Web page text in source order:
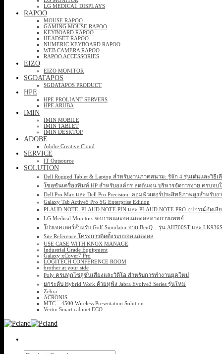
LG MEDICAL DISPLAYS
RAPOO
MOUSE RAPOO
GAMING MOUSE RAPOO
KEYBOARD RAPOO
HEADSET RAPOO
NUMERIC KEYBOARD RAPOO
WEB CAMERA RAPOO
RAPOO ACCESSORIES
EIZO
EIZO MONITOR
SGDATAPOS
SGDATAPOS PRODUCT
HPE
HPE PROLIANT SERVERS
HPE ARUBA
IMIN
IMIN MOBILE
IMIN TABLET
IMIN DESKTOP
ADOBE
Adobe Creative Cloud
SERVICE
IT Outsource
SOLUTION
Dell Rugged Tablet & Laptop สำหรับงานภาคสนาม: รู้จัก 4 รุ่นเด่นและวิธีเ
โซลูชันเครื่องพิมพ์ HP สำหรับองค์กร ลดต้นทุน บริหารจัดการง่าย ครบจบ
Dell Pro Max และ Dell Pro Precision: คอมพิวเตอร์ประสิทธิภาพสูงสำหรับ
Galaxy Tab Active5 Pro 5G Enterprise Edition
PLAUD NOTE, PLAUD NOTE PIN และ PLAUD NOTE PRO อุปกรณ์อัด
LG Medical Monitors จอภาพและจอแสดงผลทางการแพทย์
โปรเจคเตอร์สำหรับ Golf Simulator จาก BenQ – รุ่น AH700ST และ
Site Reference โครงการติดตั้งระบบจอแสดงผล
USE CASE WITH KNOX MANAGE
Industrial Grade Equipment
Galaxy xCover7 Pro
LOGITECH CONFERENCE ROOM
brother at your side
Poly ครบทุกโซลูชันเสียงและวิดีโอ สำหรับการทำงานยุคใหม่
ยกระดับ Hybrid Work ด้วยหูฟัง Jabra Evolve3 Series รุ่นใหม่
Zebra
ACRONIS
MTC – 4500 Wireless Presentation Solution
Vertiv Smart cabinet ECO